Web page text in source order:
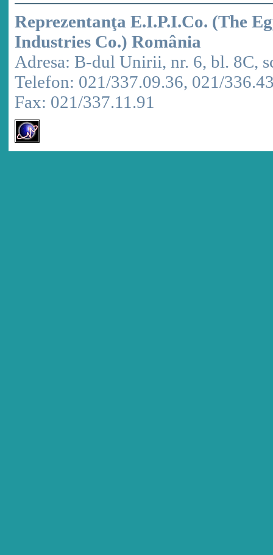
Reprezentanţa E.I.P.I.Co. (The
Industries Co.) România
Adresa: B-dul Unirii, nr. 6, bl. 8C,
Telefon: 021/337.09.36, 021/
Fax: 021/337.11.91